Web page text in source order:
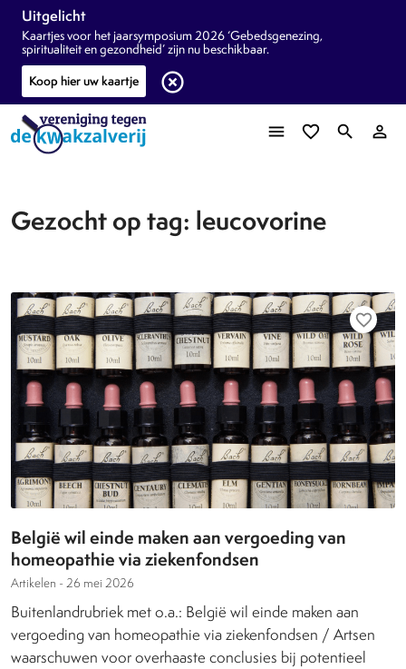
Uitgelicht
Kaartjes voor het jaarsymposium 2026 ‘Gebedsgenezing,
spiritualiteit en gezondheid’ zijn nu beschikbaar.
Koop hier uw kaartje
highlight_off
menu favorite_border search person_outline
Gezocht op tag: leucovorine
favorite_border
België wil einde maken aan vergoeding van
homeopathie via ziekenfondsen
Artikelen - 26 mei 2026
Buitenlandrubriek met o.a.: België wil einde maken aan
vergoeding van homeopathie via ziekenfondsen / Artsen
waarschuwen voor overhaaste conclusies bij potentieel